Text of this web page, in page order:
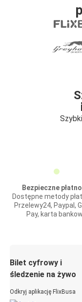
Bezpieczne
Dostępne metody
Przelewy24, Paypal,
Pay, karta
Bilet cyfrowy i
śledzenie na żywo
Odkryj aplikację FlixBusa